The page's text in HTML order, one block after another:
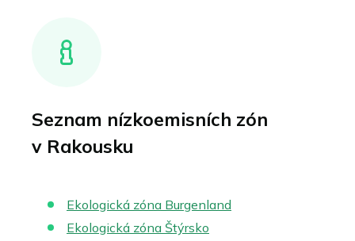
Seznam nízkoemisních zón
v Rakousku
Ekologická zóna Burgenland
Ekologická zóna Štýrsko